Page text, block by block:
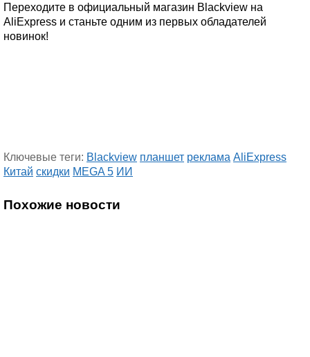
Переходите в официальный магазин Blackview на
AliExpress и станьте одним из первых обладателей
новинок!
Ключевые теги: Blackview планшет реклама AliExpress
Китай скидки MEGA 5 ИИ
Похожие новости